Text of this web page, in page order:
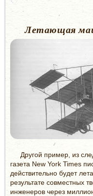
Летающая
Другой пример, из
газета New York Times
действительно будет
результате совместных
инженеров через